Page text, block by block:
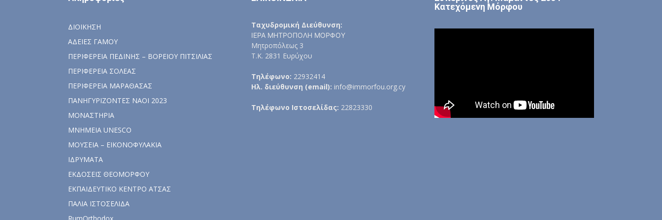
ΔΙΟΙΚΗΣΗ
ΑΔΕΙΕΣ ΓΑΜΟΥ
ΠΕΡΙΦΕΡΕΙΑ ΠΕΔΙΝΗΣ – ΒΟΡΕΙΟΥ ΠΙΤΣΙΛΙΑΣ
ΠΕΡΙΦΕΡΕΙΑ ΣΟΛΕΑΣ
ΠΕΡΙΦΕΡΕΙΑ ΜΑΡΑΘΑΣΑΣ
ΠΑΝΗΓΥΡΙΖΟΝΤΕΣ ΝΑΟΙ 2023
ΜΟΝΑΣΤΗΡΙΑ
ΜΝΗΜΕΙΑ UNESCO
ΜΟΥΣΕΙΑ – ΕΙΚΟΝΟΦΥΛΑΚΙΑ
ΙΔΡΥΜΑΤΑ
ΕΚΔΟΣΕΙΣ ΘΕΟΜΟΡΦΟΥ
ΕΚΠΑΙΔΕΥΤΙΚΟ ΚΕΝΤΡΟ ΑΤΣΑΣ
ΠΑΛΙΑ ΙΣΤΟΣΕΛΙΔΑ
Ταχυδρομική Διεύθυνση:
ΙΕΡΑ ΜΗΤΡΟΠΟΛΗ ΜΟΡΦΟΥ
Μητροπόλεως 3
Τ.Κ. 2831 Ευρύχου
Τηλέφωνο: 22932414
Ηλ. διεύθυνση (email): info@immorfou.org.cy
Τηλέφωνο Ιστοσελίδας: 22823330
Κατεχόμενη Μόρφου